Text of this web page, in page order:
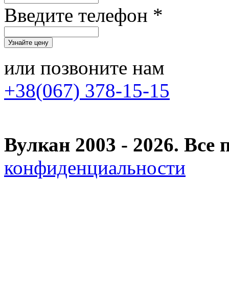
Введите телефон *
или позвоните нам
+38(067) 378-15-15
Вулкан 2003 - 2026.
конфиденциальности